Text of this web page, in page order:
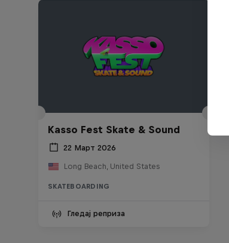
Kasso Fest Skate & Sound
22 Март 2026
Long Beach, United States
SKATEBOARDING
Гледај реприза